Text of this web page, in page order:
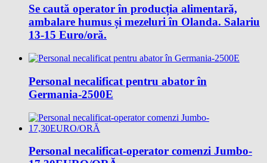
Se caută operator în producția alimentară,
ambalare humus și mezeluri în Olanda. Salariu
13-15 Euro/oră.
Personal necalificat pentru abator în
Germania-2500E
Personal necalificat-operator comenzi Jumbo-